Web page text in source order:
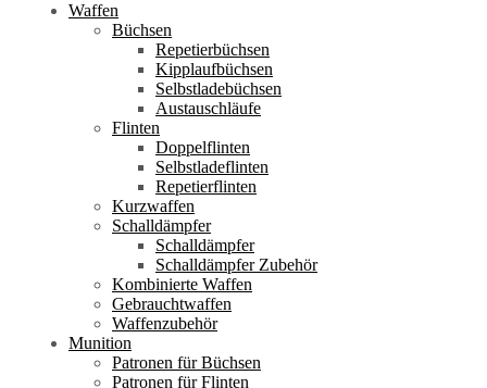
Waffen
Büchsen
Repetierbüchsen
Kipplaufbüchsen
Selbstladebüchsen
Austauschläufe
Flinten
Doppelflinten
Selbstladeflinten
Repetierflinten
Kurzwaffen
Schalldämpfer
Schalldämpfer
Schalldämpfer Zubehör
Kombinierte Waffen
Gebrauchtwaffen
Waffenzubehör
Munition
Patronen für Büchsen
Patronen für Flinten